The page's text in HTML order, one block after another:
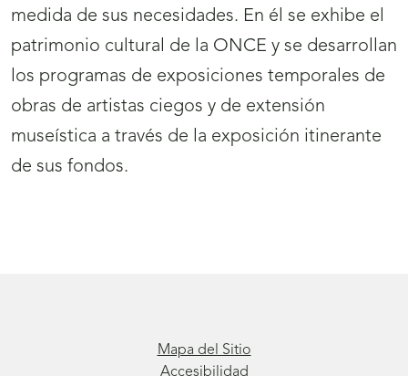
medida de sus necesidades. En él se exhibe el
patrimonio cultural de la ONCE y se desarrollan
los programas de exposiciones temporales de
obras de artistas ciegos y de extensión
museística a través de la exposición itinerante
de sus fondos.
Mapa del Sitio
Accesibilidad